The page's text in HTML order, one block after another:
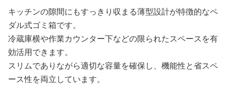
キッチンの隙間にもすっきり収まる薄型設計が特徴的なペ
ダル式ゴミ箱です。
冷蔵庫横や作業カウンター下などの限られたスペースを有
効活用できます。
スリムでありながら適切な容量を確保し、機能性と省スペ
ース性を両立しています。